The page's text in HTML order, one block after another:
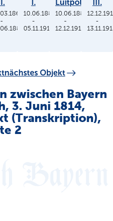
-
I.
10.06.1886
-
05.11.1913
Luitpold
10.06.1886
-
12.12.1912
III.
-
nächstes Objekt
zwischen Bayern
3. Juni 1814,
(Transkription),
2